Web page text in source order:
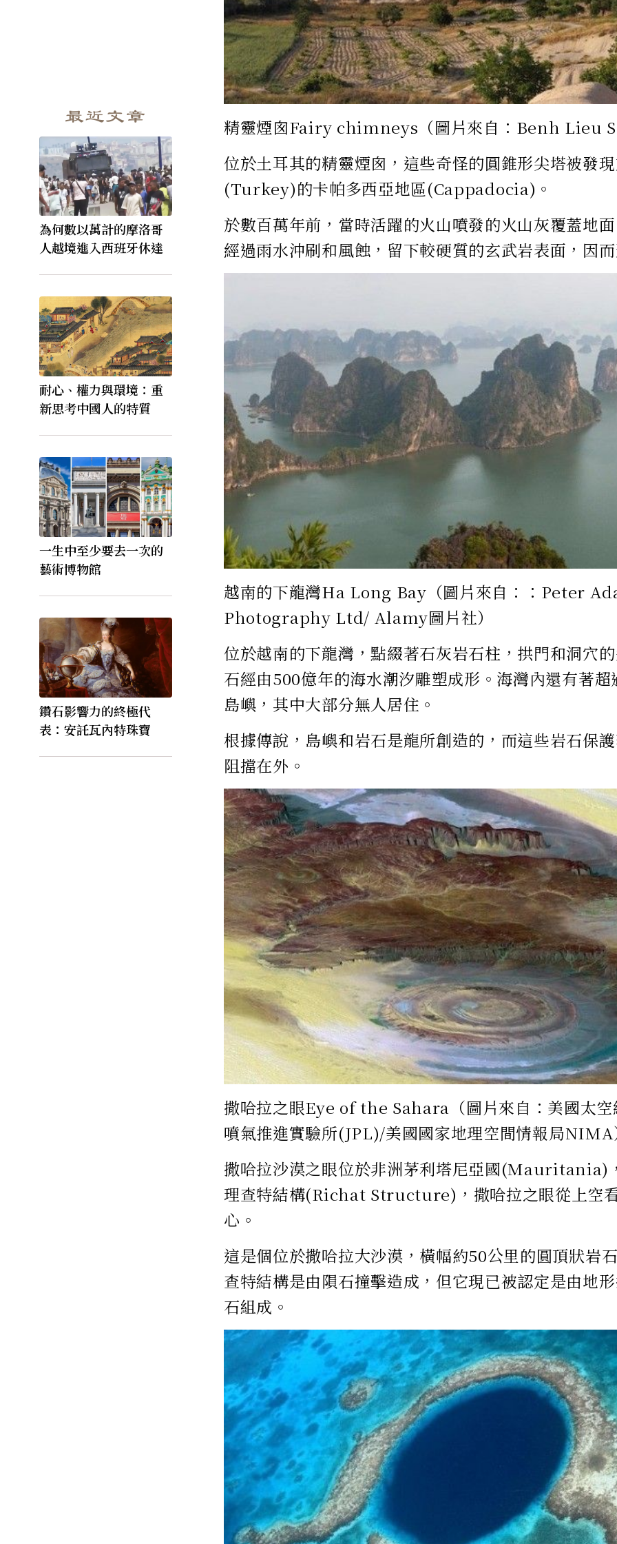
最近文章
為何數以萬計的摩洛哥
人越境進入西班牙休達
耐心、權力與環境：重
新思考中國人的特質
一生中至少要去一次的
藝術博物館
鑽石影響力的終極代
表：安託瓦內特珠寶
精靈煙囪Fairy chimneys（圖片來自：Benh Lieu
位於土耳其的精靈煙囪，這些奇怪的圓錐形尖塔被發
(Turkey)的卡帕多西亞地區(Cappadocia)。
於數百萬年前，當時活躍的火山噴發的火山灰覆蓋地
經過雨水沖刷和風蝕，留下較硬質的玄武岩表面，因
越南的下龍灣Ha Long Bay（圖片來自：：Peter
Photography Ltd/ Alamy圖片社）
位於越南的下龍灣，點綴著石灰岩石柱，拱門和洞穴
石經由500億年的海水潮汐雕塑成形。海灣內還有著
島嶼，其中大部分無人居住。
根據傳說，島嶼和岩石是龍所創造的，而這些岩石保
阻擋在外。
撒哈拉之眼Eye of the Sahara（圖片來自：美國太
噴氣推進實驗所(JPL)/美國國家地理空間情報局
撒哈拉沙漠之眼位於非洲茅利塔尼亞國(Mauritania)
理查特結構(Richat Structure)，撒哈拉之眼從上空
心。
這是個位於撒哈拉大沙漠，橫幅約50公里的圓頂狀岩
查特結構是由隕石撞擊造成，但它現已被認定是由地
石組成。